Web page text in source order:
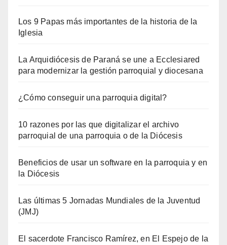
Los 9 Papas más importantes de la historia de la
Iglesia
La Arquidiócesis de Paraná se une a Ecclesiared
para modernizar la gestión parroquial y diocesana
¿Cómo conseguir una parroquia digital?
10 razones por las que digitalizar el archivo
parroquial de una parroquia o de la Diócesis
Beneficios de usar un software en la parroquia y en
la Diócesis
Las últimas 5 Jornadas Mundiales de la Juventud
(JMJ)
El sacerdote Francisco Ramírez, en El Espejo de la